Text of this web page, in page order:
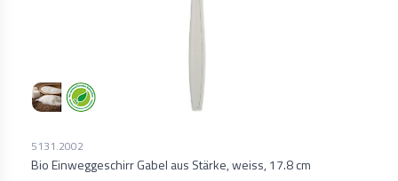
5131.2002
Bio Einweggeschirr Gabel aus Stärke, weiss, 17.8 cm